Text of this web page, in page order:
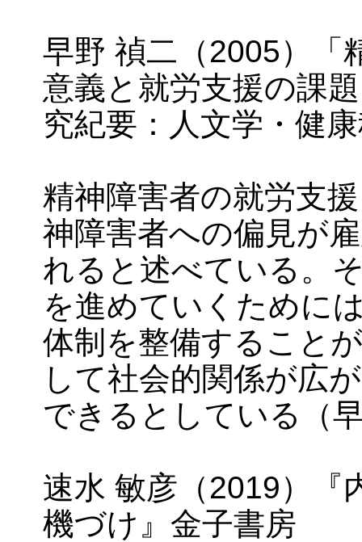
早野 禎二（2005）「
意義と就労支援の課
究紀要：人文学・健
精神障害者の就労支
神障害者への偏見が
れると述べている。
を進めていくために
体制を整備すること
して社会的関係が広
できるとしている（
速水 敏彦（2019）『
機づけ』金子書房